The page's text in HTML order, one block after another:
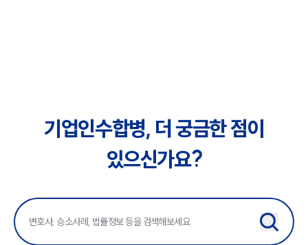
기업인수합병, 더 궁금한 점이
있으신가요?